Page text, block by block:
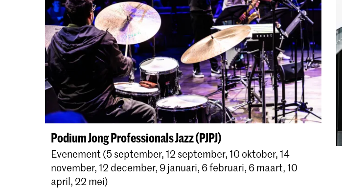
Podium Jong Professionals Jazz (PJPJ)
Evenement (5 september, 12 september, 10 oktober, 14
november, 12 december, 9 januari, 6 februari, 6 maart, 10
april, 22 mei)